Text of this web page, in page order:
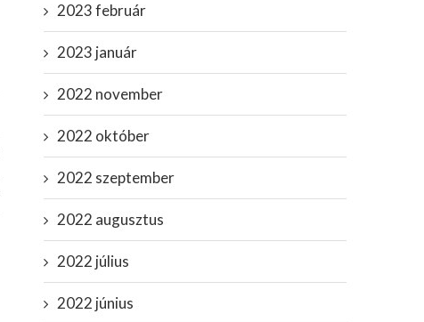
2023 február
2023 január
2022 november
2022 október
2022 szeptember
2022 augusztus
2022 július
2022 június